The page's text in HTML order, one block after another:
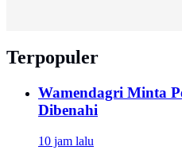
Terpopuler
Wamendagri Minta
Dibenahi
10 jam lalu